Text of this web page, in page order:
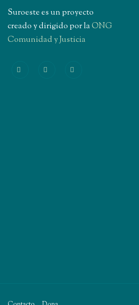
Suroeste es un proyecto
creado y dirigido por laONG
Comunidad y Justicia